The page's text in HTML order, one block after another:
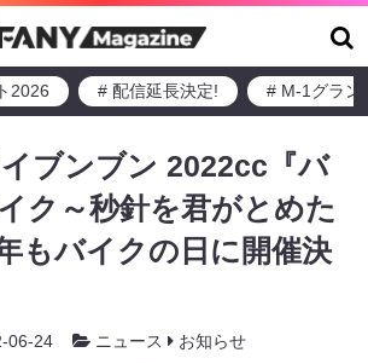
2026 # 配信延長決定! # M-1グラン
ブンブン 2022cc『バ
ク～秒針を君がとめた
もバイクの日に開催決
06-24 ニュース お知らせ